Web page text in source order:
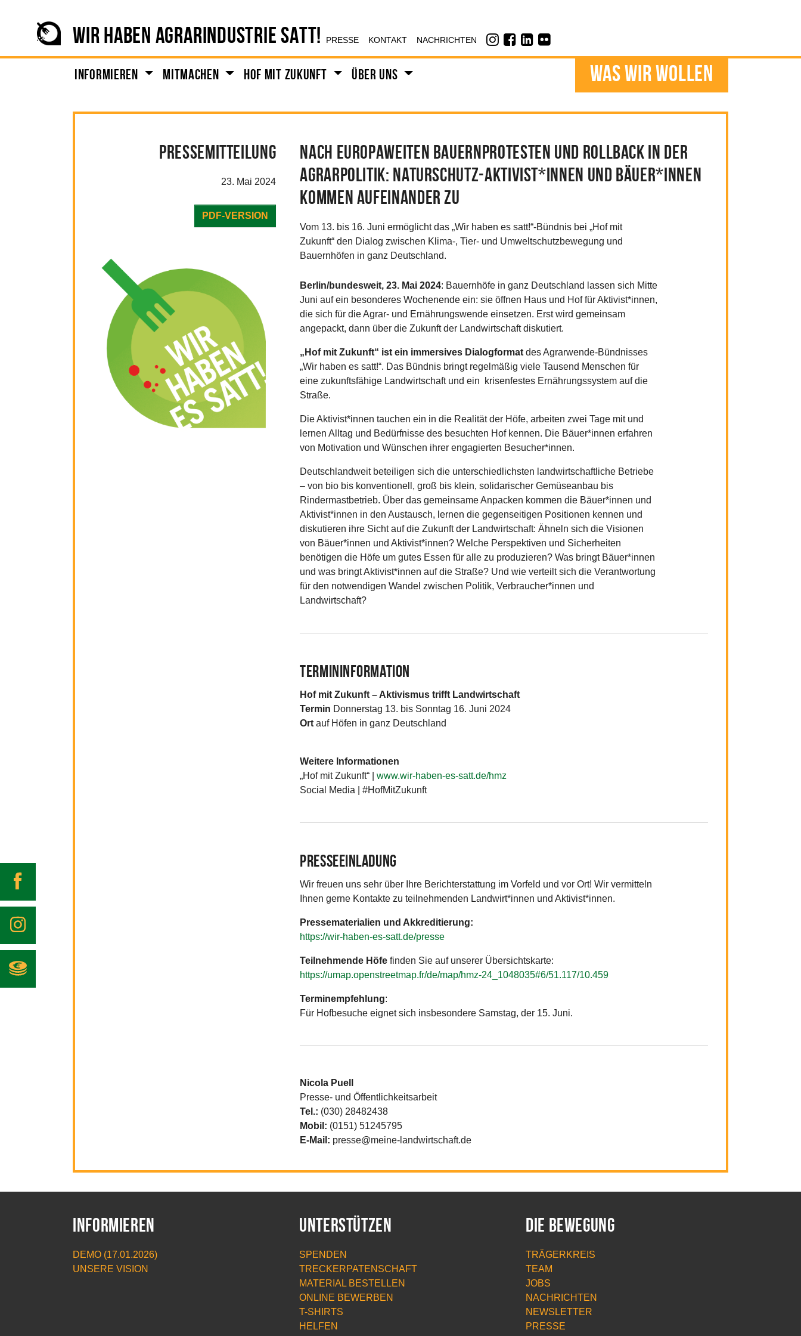
WIR HABEN AGRARINDUSTRIE SATT! PRESSE KONTAKT NACHRICHTEN
Informieren Mitmachen Hof mit Zukunft Über uns Was wir wollen
Pressemitteilung
23. Mai 2024
PDF-VERSION
Nach europaweiten Bauernprotesten und Rollback in der
Agrarpolitik: Naturschutz-Aktivist*innen und Bäuer*innen
kommen aufeinander zu
Vom 13. bis 16. Juni ermöglicht das „Wir haben es satt!“-Bündnis bei „Hof mit
Zukunft“ den Dialog zwischen Klima-, Tier- und Umweltschutzbewegung und
Bauernhöfen in ganz Deutschland.
Berlin/bundesweit, 23. Mai 2024: Bauernhöfe in ganz Deutschland lassen sich Mitte
Juni auf ein besonderes Wochenende ein: sie öffnen Haus und Hof für Aktivist*innen,
die sich für die Agrar- und Ernährungswende einsetzen. Erst wird gemeinsam
angepackt, dann über die Zukunft der Landwirtschaft diskutiert.
„Hof mit Zukunft“ ist ein immersives Dialogformat des Agrarwende-Bündnisses
„Wir haben es satt!“. Das Bündnis bringt regelmäßig viele Tausend Menschen für
eine zukunftsfähige Landwirtschaft und ein krisenfestes Ernährungssystem auf die
Straße.
Die Aktivist*innen tauchen ein in die Realität der Höfe, arbeiten zwei Tage mit und
lernen Alltag und Bedürfnisse des besuchten Hof kennen. Die Bäuer*innen erfahren
von Motivation und Wünschen ihrer engagierten Besucher*innen.
Deutschlandweit beteiligen sich die unterschiedlichsten landwirtschaftliche Betriebe
– von bio bis konventionell, groß bis klein, solidarischer Gemüseanbau bis
Rindermastbetrieb. Über das gemeinsame Anpacken kommen die Bäuer*innen und
Aktivist*innen in den Austausch, lernen die gegenseitigen Positionen kennen und
diskutieren ihre Sicht auf die Zukunft der Landwirtschaft: Ähneln sich die Visionen
von Bäuer*innen und Aktivist*innen? Welche Perspektiven und Sicherheiten
benötigen die Höfe um gutes Essen für alle zu produzieren? Was bringt Bäuer*innen
und was bringt Aktivist*innen auf die Straße? Und wie verteilt sich die Verantwortung
für den notwendigen Wandel zwischen Politik, Verbraucher*innen und
Landwirtschaft?
Termininformation
Hof mit Zukunft – Aktivismus trifft Landwirtschaft
Termin Donnerstag 13. bis Sonntag 16. Juni 2024
Ortauf Höfen in ganz Deutschland
Weitere Informationen
„Hof mit Zukunft“ |www.wir-haben-es-satt.de/hmz
Social Media | #HofMitZukunft
Presseeinladung
Wir freuen uns sehr über Ihre Berichterstattung im Vorfeld und vor Ort! Wir vermitteln
Ihnen gerne Kontakte zu teilnehmenden Landwirt*innen und Aktivist*innen.
Pressematerialien und Akkreditierung:
https://wir-haben-es-satt.de/presse
Teilnehmende Höfe finden Sie auf unserer Übersichtskarte:
https://umap.openstreetmap.fr/de/map/hmz-24_1048035#6/51.117/10.459
Terminempfehlung:
Für Hofbesuche eignet sich insbesondere Samstag, der 15. Juni.
Nicola Puell
Presse- und Öffentlichkeitsarbeit
Tel.: (030) 28482438
Mobil: (0151) 51245795
E-Mail: presse@meine-landwirtschaft.de
Informieren
DEMO (17.01.2026)
UNSERE VISION
Unterstützen
SPENDEN
TRECKERPATENSCHAFT
MATERIAL BESTELLEN
ONLINE BEWERBEN
T-SHIRTS
HELFEN
Die Bewegung
TRÄGERKREIS
TEAM
JOBS
NACHRICHTEN
NEWSLETTER
PRESSE